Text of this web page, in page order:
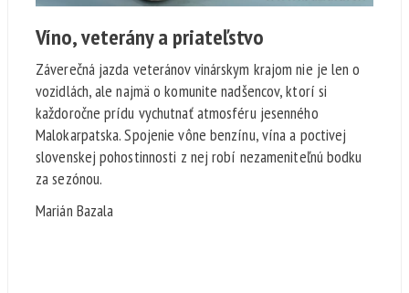
Víno, veterány a priateľstvo
Záverečná jazda veteránov vinárskym krajom nie je len o
vozidlách, ale najmä o komunite nadšencov, ktorí si
každoročne prídu vychutnať atmosféru jesenného
Malokarpatska. Spojenie vône benzínu, vína a poctivej
slovenskej pohostinnosti z nej robí nezameniteľnú bodku
za sezónou.
Marián Bazala